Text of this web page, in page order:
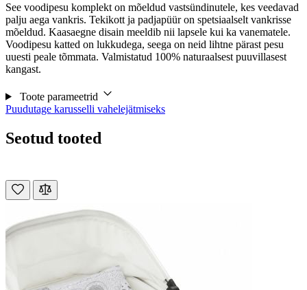
See voodipesu komplekt on mõeldud vastsündinutele, kes veedavad
palju aega vankris. Tekikott ja padjapüür on spetsiaalselt vankrisse
mõeldud. Kaasaegne disain meeldib nii lapsele kui ka vanematele.
Voodipesu katted on lukkudega, seega on neid lihtne pärast pesu
uuesti peale tõmmata. Valmistatud 100% naturaalsest puuvillasest
kangast.
Toote parameetrid
Puudutage karusselli vahelejätmiseks
Seotud tooted